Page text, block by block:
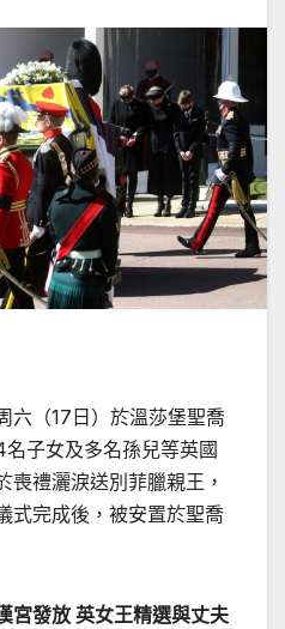
六（17日）於溫莎堡聖喬
子女及多名孫兒等英國
喪禮灑淚送別菲臘親王，
式完成後，被安置於聖喬
宮發放 英女王精選與丈夫